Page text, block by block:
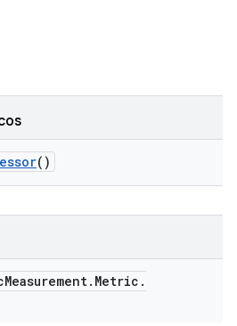
()
Measurement. Metric .